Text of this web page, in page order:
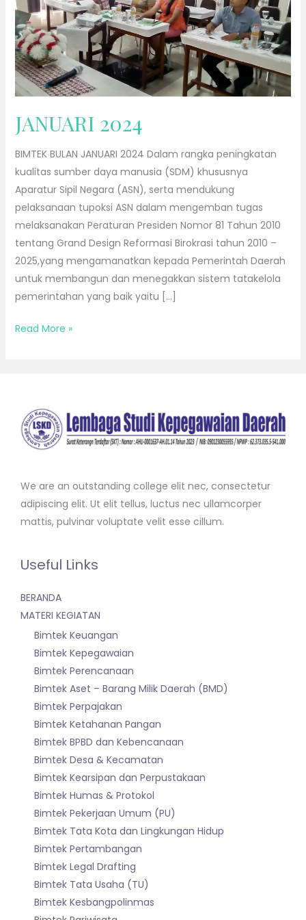
JANUARI 2024
BIMTEK BULAN JANUARI 2024 Dalam rangka peningkatan
kualitas sumber daya manusia (SDM) khususnya
Aparatur Sipil Negara (ASN), serta mendukung
pelaksanaan tupoksi ASN dalam mengemban tugas
melaksanakan Peraturan Presiden Nomor 81 Tahun 2010
tentang Grand Design Reformasi Birokrasi tahun 2010 –
2025,yang mengamanatkan kepada Pemerintah Daerah
untuk membangun dan menegakkan sistem tatakelola
pemerintahan yang baik yaitu […]
Read More »
We are an outstanding college elit nec, consectetur
adipiscing elit. Ut elit tellus, luctus nec ullamcorper
mattis, pulvinar voluptate velit esse cillum.
Useful Links
BERANDA
MATERI KEGIATAN
Bimtek Keuangan
Bimtek Kepegawaian
Bimtek Perencanaan
Bimtek Aset – Barang Milik Daerah (BMD)
Bimtek Perpajakan
Bimtek Ketahanan Pangan
Bimtek BPBD dan Kebencanaan
Bimtek Desa & Kecamatan
Bimtek Kearsipan dan Perpustakaan
Bimtek Humas & Protokol
Bimtek Pekerjaan Umum (PU)
Bimtek Tata Kota dan Lingkungan Hidup
Bimtek Pertambangan
Bimtek Legal Drafting
Bimtek Tata Usaha (TU)
Bimtek Kesbangpolinmas